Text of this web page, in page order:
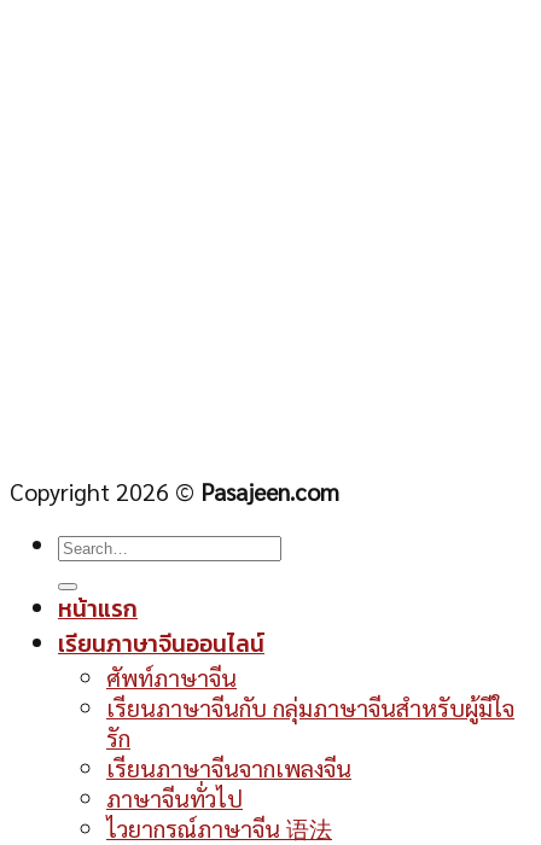
Copyright 2026 © Pasajeen.com
หน้าแรก
เรียนภาษาจีนออนไลน์
ศัพท์ภาษาจีน
เรียนภาษาจีนกับ กลุ่มภาษาจีนสำหรับผู้มีใจ
รัก
เรียนภาษาจีนจากเพลงจีน
ภาษาจีนทั่วไป
ไวยากรณ์ภาษาจีน 语法